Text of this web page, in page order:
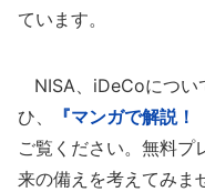
ています。
NISA、iDeCoについ
ひ、
『マンガで解説
ご覧ください。無料プ
来の備えを考えてみま